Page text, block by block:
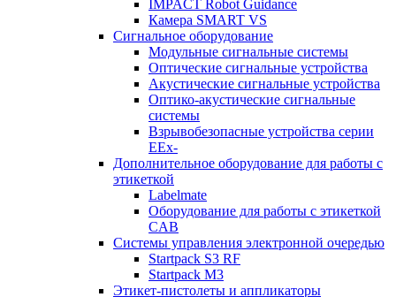
IMPACT Robot Guidance
Камера SMART VS
Cигнальное оборудование
Модульные сигнальные системы
Оптические сигнальные устройства
Акустические сигнальные устройства
Оптико-акустические сигнальные
системы
Взрывобезопасные устройства серии
EEx-
Дополнительное оборудование для работы с
этикеткой
Labelmate
Оборудование для работы с этикеткой
CAB
Системы управления электронной очередью
Startpack S3 RF
Startpack M3
Этикет-пистолеты и аппликаторы